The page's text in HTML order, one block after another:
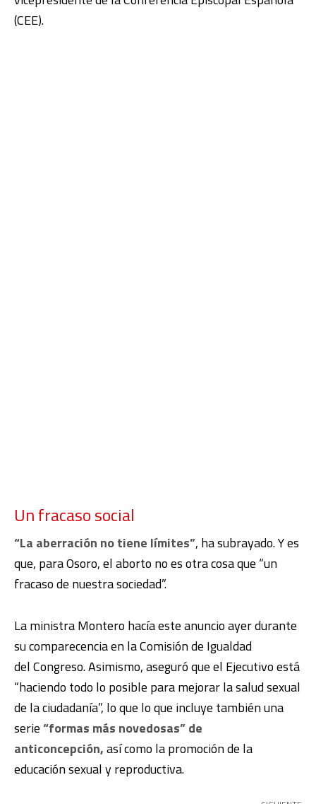
(CEE).
Un fracaso social
“La aberración no tiene límites”, ha subrayado. Y es
que, para Osoro, el aborto no es otra cosa que “un
fracaso de nuestra sociedad”.
La ministra Montero hacía este anuncio ayer durante
su comparecencia en la Comisión de Igualdad
del Congreso. Asimismo, aseguró que el Ejecutivo está
“haciendo todo lo posible para mejorar la salud sexual
de la ciudadanía”, lo que lo que incluye también una
serie“formas más novedosas” de
anticoncepción,así como lapromoción de la
educación sexual y reproductiva.